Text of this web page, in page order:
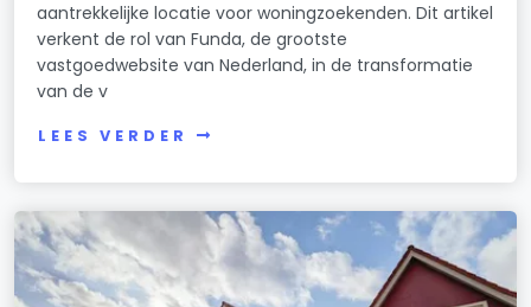
aantrekkelijke locatie voor woningzoekenden. Dit artikel
verkent de rol van Funda, de grootste
vastgoedwebsite van Nederland, in de transformatie
van de v
LEES VERDER